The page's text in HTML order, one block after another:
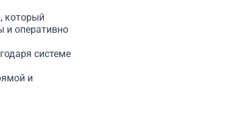
который
и оперативно
системе
и